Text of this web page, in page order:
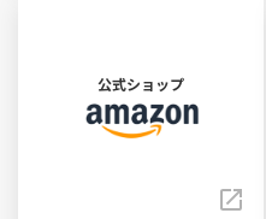
公式ショップ